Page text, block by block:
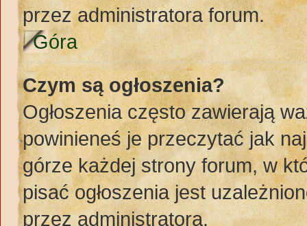
przez administratora forum.
Góra
Czym są ogłoszenia?
Ogłoszenia często zawierają
powinieneś je przeczytać jak
górze każdej strony forum, w
pisać ogłoszenia jest
przez administratora.